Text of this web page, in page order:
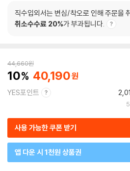
직수입외서는 변심/착오로 인해 주문을
취소수수료 20%가 부과됩니다.
44,660원
10 40,190
YES포인트
사용 가능한 쿠폰 받기
앱 다운 시 1천원 상품권